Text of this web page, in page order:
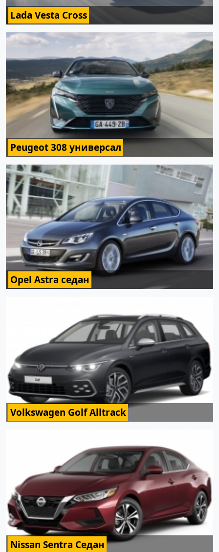
Lada Vesta Cross
Peugeot 308 универсал
Opel Astra седан
Volkswagen Golf Alltrack
Nissan Sentra Седан